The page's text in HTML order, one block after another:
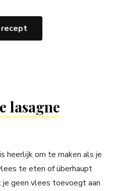
recept
lasagne
heerlijk om te maken als je
te eten of überhaupt
geen vlees toevoegt aan